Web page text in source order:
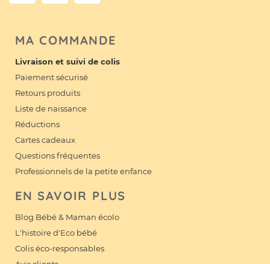
MA COMMANDE
Livraison et suivi de colis
Paiement sécurisé
Retours produits
Liste de naissance
Réductions
Cartes cadeaux
Questions fréquentes
Professionnels de la petite enfance
EN SAVOIR PLUS
Blog Bébé & Maman écolo
L'histoire d'Eco bébé
Colis éco-responsables